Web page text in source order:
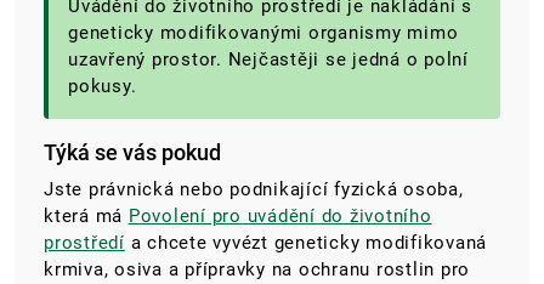
Uvádění do životního prostředí je nakládání s
geneticky modifikovanými organismy mimo
uzavřený prostor. Nejčastěji se jedná o polní
pokusy.
Týká se vás pokud
Jste právnická nebo podnikající fyzická osoba,
která má Povolení pro uvádění do životního
prostředí a chcete vyvézt geneticky modifikovaná
krmiva, osiva a přípravky na ochranu rostlin pro